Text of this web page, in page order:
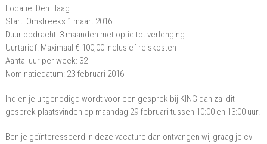
Locatie: Den Haag
Start: Omstreeks 1 maart 2016
Duur opdracht: 3 maanden met optie tot verlenging.
Uurtarief: Maximaal € 100,00 inclusief reiskosten
Aantal uur per week: 32
Nominatiedatum: 23 februari 2016
Indien je uitgenodigd wordt voor een gesprek bij KING dan zal dit
gesprek plaatsvinden op maandag 29 februari tussen 10:00 en 13:00 uur.
Ben je geïnteresseerd in deze vacature dan ontvangen wij graag je cv